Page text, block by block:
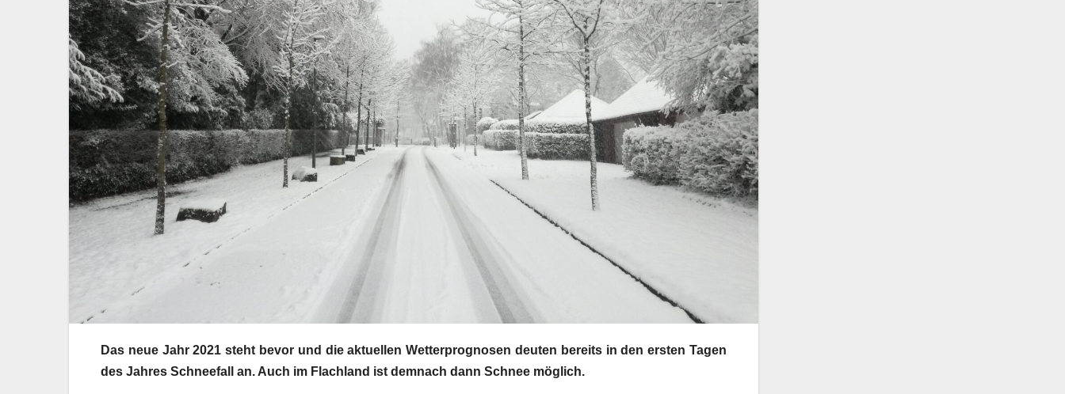
Das neue Jahr 2021 steht bevor und die aktuellen Wetterprognosen deuten bereits in den ersten Tagen
des Jahres Schneefall an. Auch im Flachland ist demnach dann Schnee möglich.